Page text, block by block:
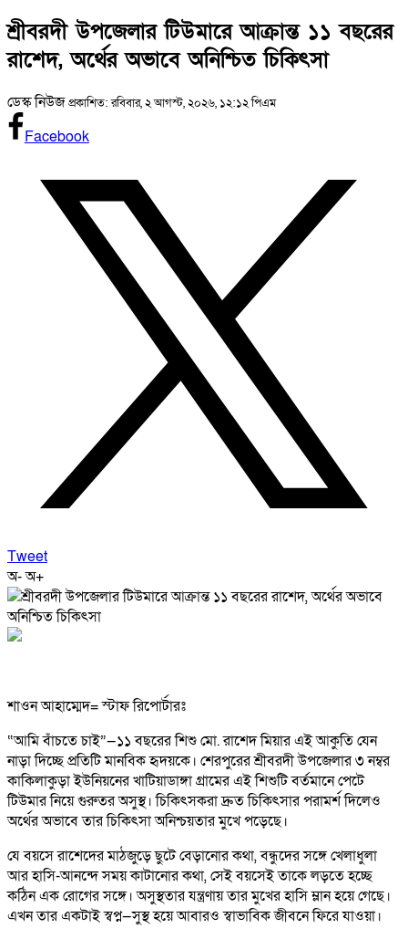
শ্রীবরদী উপজেলার টিউমারে আক্রান্ত ১১ বছরের
রাশেদ, অর্থের অভাবে অনিশ্চিত চিকিৎসা
ডেস্ক নিউজপ্রকাশিত: রবিবার, ২ আগস্ট, ২০২৬, ১২:১২ পিএম
Facebook
Tweet
অ-অ+
শাওন আহাম্মেদ= স্টাফ রিপোর্টারঃ
“আমি বাঁচতে চাই”—১১ বছরের শিশু মো. রাশেদ মিয়ার এই আকুতি যেন
নাড়া দিচ্ছে প্রতিটি মানবিক হৃদয়কে। শেরপুরের শ্রীবরদী উপজেলার ৩ নম্বর
কাকিলাকুড়া ইউনিয়নের খাটিয়াডাঙ্গা গ্রামের এই শিশুটি বর্তমানে পেটে
টিউমার নিয়ে গুরুতর অসুস্থ। চিকিৎসকরা দ্রুত চিকিৎসার পরামর্শ দিলেও
অর্থের অভাবে তার চিকিৎসা অনিশ্চয়তার মুখে পড়েছে।
যে বয়সে রাশেদের মাঠজুড়ে ছুটে বেড়ানোর কথা, বন্ধুদের সঙ্গে খেলাধুলা
আর হাসি-আনন্দে সময় কাটানোর কথা, সেই বয়সেই তাকে লড়তে হচ্ছে
কঠিন এক রোগের সঙ্গে। অসুস্থতার যন্ত্রণায় তার মুখের হাসি ম্লান হয়ে গেছে।
এখন তার একটাই স্বপ্ন—সুস্থ হয়ে আবারও স্বাভাবিক জীবনে ফিরে যাওয়া।